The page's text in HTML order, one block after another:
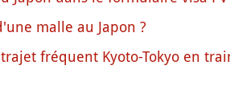
malle au Japon ?
fréquent Kyoto-Tokyo en